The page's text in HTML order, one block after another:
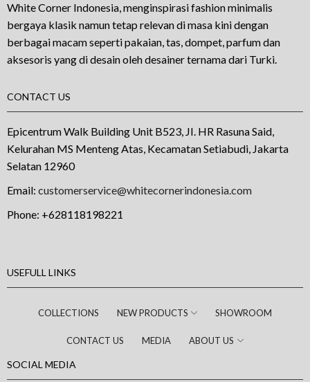
White Corner Indonesia, menginspirasi fashion minimalis
bergaya klasik namun tetap relevan di masa kini dengan
berbagai macam seperti pakaian, tas, dompet, parfum dan
aksesoris yang di desain oleh desainer ternama dari Turki.
CONTACT US
Epicentrum Walk Building Unit B523, JI. HR Rasuna Said,
Kelurahan MS Menteng Atas, Kecamatan Setiabudi, Jakarta
Selatan 12960
Email: customerservice@whitecornerindonesia.com
Phone: +628118198221
USEFULL LINKS
COLLECTIONS NEW PRODUCTS SHOWROOM
CONTACT US MEDIA ABOUT US
SOCIAL MEDIA